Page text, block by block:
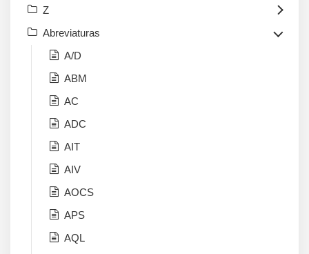
Z
Abreviaturas
A/D
ABM
AC
ADC
AIT
AIV
AOCS
APS
AQL